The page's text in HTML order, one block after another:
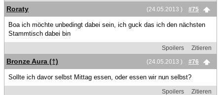
(24.05.2013 )
#75
Roraty
Boa ich möchte unbedingt dabei sein, ich guck das ich den nächsten
Stammtisch dabei bin
Spoilers
Zitieren
(24.05.2013 )
#76
Bronze Aura (†)
Sollte ich davor selbst Mittag essen, oder essen wir nun selbst?
Spoilers
Zitieren